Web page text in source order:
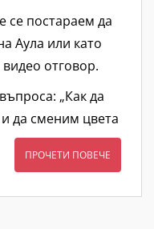
се постараем да
Аула или като
отговор.
„Как да
да сменим цвета
ПРОЧЕТИ ПОВЕЧЕ